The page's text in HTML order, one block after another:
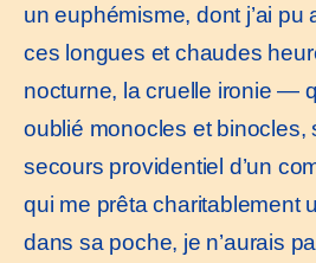
un euphémisme, dont j’ai pu
ces longues et chaudes
nocturne, la cruelle ironie —
oublié monocles et binocles,
secours providentiel d’un
qui me prêta charitablement
dans sa poche, je n’aurais